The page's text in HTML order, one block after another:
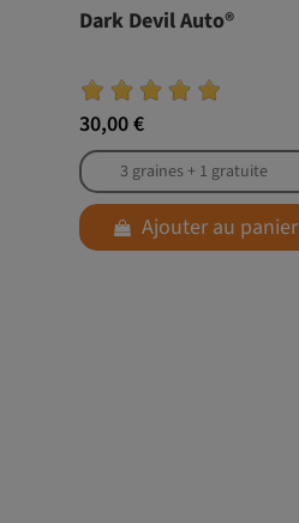
Dark Devil Auto®
30,00 €
Ajouter au panier